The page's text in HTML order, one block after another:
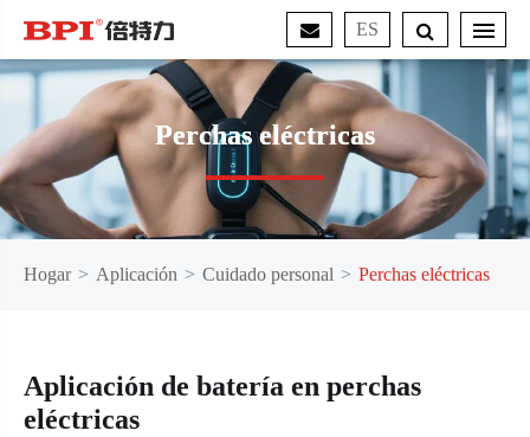
ES
Perchas eléctricas
Hogar Aplicación Cuidado personal Perchas eléctricas
Aplicación de batería en perchas
eléctricas